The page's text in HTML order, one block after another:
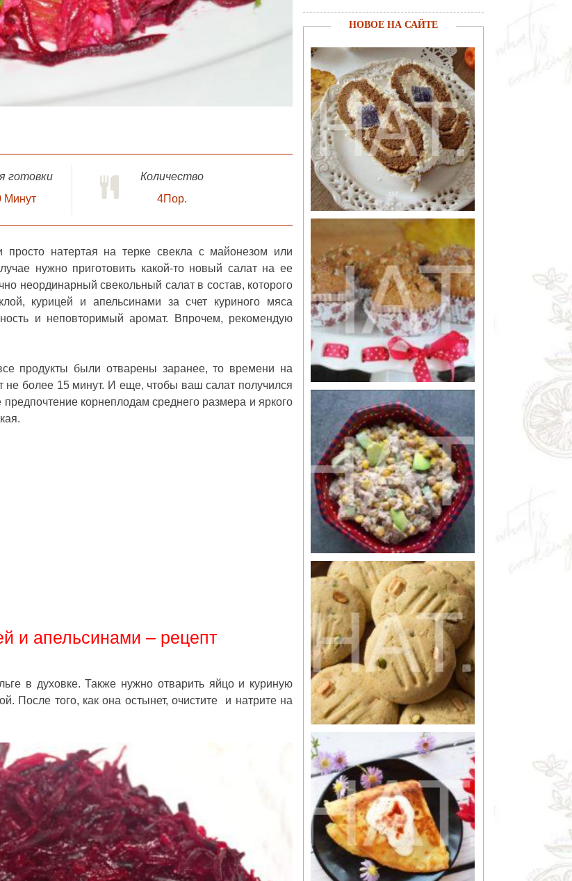
готовки
Минут
Количество
4Пор.
натертая на терке свекла с майонезом или
нужно приготовить какой-то новый салат на ее
неординарный свекольный салат в состав, которого
курицей и апельсинами за счет куриного мяса
и неповторимый аромат. Впрочем, рекомендую
продукты были отварены заранее, то времени на
не более 15 минут. И еще, чтобы ваш салат получился
корнеплодам среднего размера и яркого
и апельсинами – рецепт
в духовке. Также нужно отварить яйцо и куриную
После того, как она остынет, очистите и натрите на
НОВОЕ НА САЙТЕ